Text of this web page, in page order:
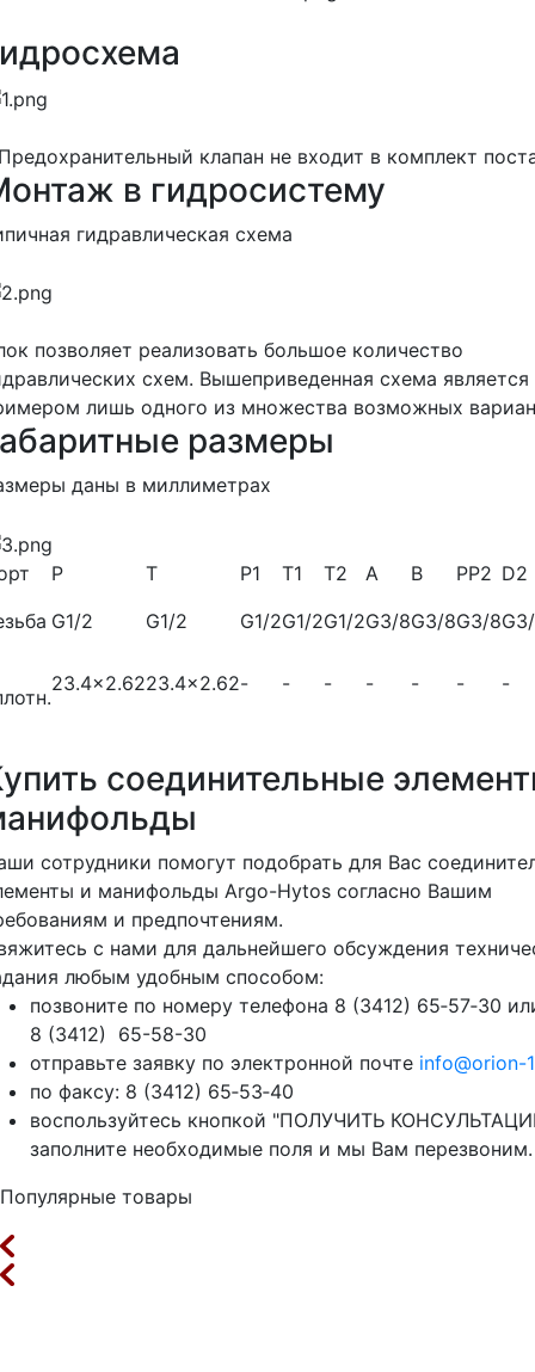
клапан не входит в комплект
в гидросистему
гидравлическая схема
позволяет реализовать большое количество
схем. Вышеприведенная схема является
лишь одного из множества возможных
размеры
даны в миллиметрах
P Т P1 Т1 Т2 А В PP2 D2
G1/2 G1/2 G1/2G1/2G1/2G3/8G3/8G3/8
23.4x2.6223.4x2.62- - - - - - -
соединительные
сотрудники помогут подобрать для Вас
и манифольды Argo-Hytos согласно Вашим
и предпочтениям.
с нами для дальнейшего обсуждения
любым удобным способом:
позвоните по номеру телефона 8 (3412) 65‑57‑30
8 (3412) 65-58-30
отправьте заявку по электронной почте info@orion-
по факсу: 8 (3412) 65‑53‑40
воспользуйтесь кнопкой "ПОЛУЧИТЬ
заполните необходимые поля и мы Вам перезвоним.
Популярные товары